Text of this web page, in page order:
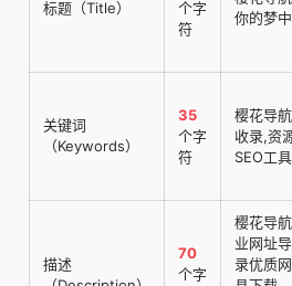
标题（Title）
个字
符
你的梦
关键词
（Keywords）
35
个字
符
樱花导
收录,资
SEO工
描述
70
个字
樱花导
业网址
录优质